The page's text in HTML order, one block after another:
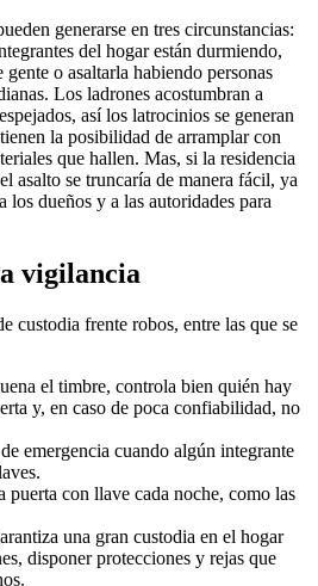
generarse en tres circunstancias:
del hogar están durmiendo,
gente o asaltarla habiendo personas
Los ladrones acostumbran a
así los latrocinios se generan
la posibilidad de arramplar con
que hallen. Mas, si la residencia
asalto se truncaría de manera fácil, ya
los dueños y a las autoridades para
vigilancia
custodia frente robos, entre las que se
el timbre, controla bien quién hay
y, en caso de poca confiabilidad, no
emergencia cuando algún integrante
puerta con llave cada noche, como las
una gran custodia en el hogar
disponer protecciones y rejas que